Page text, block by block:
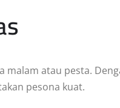
malam atau pesta.
pesona kuat.